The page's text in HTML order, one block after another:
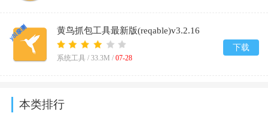
黄鸟抓包工具最新版(reqable)v3.2.16
系统工具 / 33.3M / 07-28
下载
本类排行